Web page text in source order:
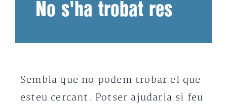
No s'ha trobat res
Sembla que no podem trobar el que
esteu cercant. Potser ajudaria si feu